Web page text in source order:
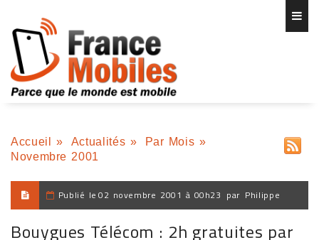
Accueil » Actualités » Par Mois »
Novembre 2001
Publié le 02 novembre 2001 à 00h23 par Philippe
Bouygues Télécom : 2h gratuites par